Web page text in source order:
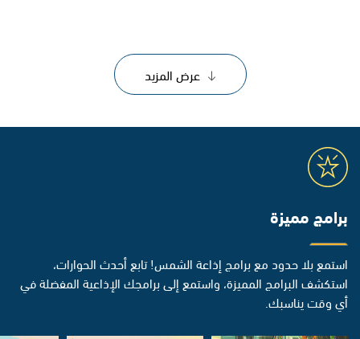
عرض المزيد
برامج مميزة
استمع بلا حدود مع برامج إذاعة الشمس! تابع أحدث الحوارات،
استكشف البرامج المميزة، واستمع إلى برامجك الإذاعية المفضلة في
أي وقت يناسبك.